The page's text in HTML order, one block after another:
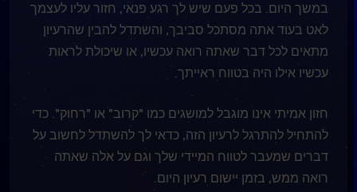
במשך היום. בכל פעם שיש לך רגע פנאי, חזור עליו לעצמך
לאט בעוד אתה מסתכל סביבך, והשתדל להבין שהרעיון
מתאים לכל דבר שאתה רואה עכשיו, או שיכולת לראות
עכשיו אילו היה בטווח ראייתך.
חזון אמיתי אינו מוגבל למושגים כמו "קרוב" או "רחוק". כדי
להתחיל להתרגל לרעיון הזה, כדאי לך להשתדל לחשוב על
דברים שמעבר לטווח המיידי שלך וגם על אלה שאתה
רואה ממש, בזמן יישום רעיון היום.